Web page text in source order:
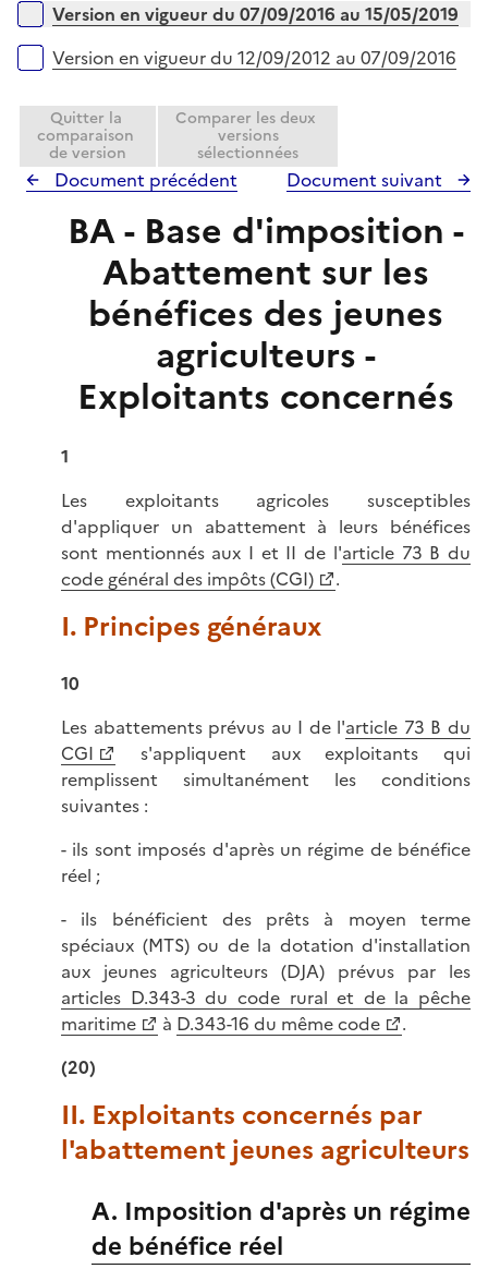
Version en vigueur du 07/09/2016 au 15/05/2019
Version en vigueur du 12/09/2012 au 07/09/2016
Quitter la
comparaison
de version
Comparer les deux
versions
sélectionnées
Document précédent Document suivant
BA - Base d'imposition -
Abattement sur les
bénéfices des jeunes
agriculteurs -
Exploitants concernés
1
Les exploitants agricoles susceptibles
d'appliquer un abattement à leurs bénéfices
sont mentionnés aux I et II de l'article 73 B du
code général des impôts (CGI)
.
I. Principes généraux
10
Les abattements prévus au I de l'article 73 B du
CGI
s'appliquent aux exploitants qui
remplissent simultanément les conditions
suivantes :
- ils sont imposés d'après un régime de bénéfice
réel ;
- ils bénéficient des prêts à moyen terme
spéciaux (MTS) ou de la dotation d'installation
aux jeunes agriculteurs (DJA) prévus par les
articles D.343-3 du code rural et de la pêche
maritime
à D.343-16 du même code
.
(20)
II. Exploitants concernés par
l'abattement jeunes agriculteurs
A. Imposition d'après un régime
de bénéfice réel